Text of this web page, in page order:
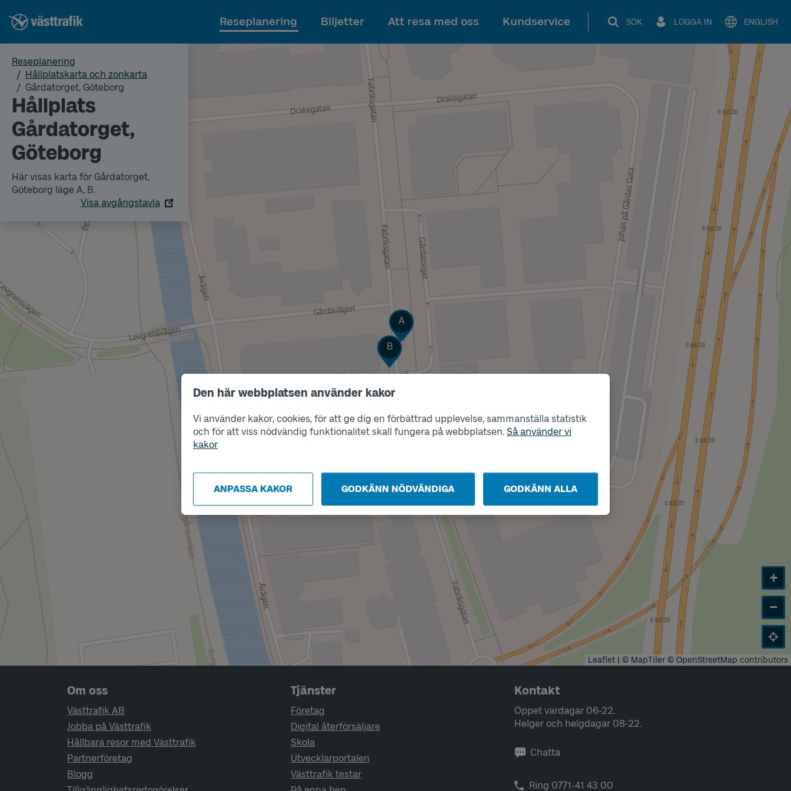
Den här webbplatsen använder kakor
Vi använder kakor, cookies, för att ge dig en förbättrad upplevelse, sammanställa statistik
och för att viss nödvändig funktionalitet skall fungera på webbplatsen. Så använder vi
kakor
ANPASSA KAKOR GODKÄNN NÖDVÄNDIGA GODKÄNN ALLA
Till innehållet
Reseplanering Biljetter Att resa med oss Kundservice SÖK LOGGA IN ENGLISH
Reseplanering
Hållplatskarta och zonkarta
Gårdatorget, Göteborg
Hållplats
Gårdatorget,
Göteborg
Här visas karta för Gårdatorget,
Göteborg läge A, B.
Visa avgångstavla
Läge
A
Läge
B
+
−
Leaflet | © MapTiler© OpenStreetMap contributors
Sidfotsnavigering
Om oss
Västtrafik AB
Jobba på Västtrafik
Hållbara resor med Västtrafik
Partnerföretag
Blogg
Tjänster
Företag
Digital återförsäljare
Skola
Utvecklarportalen
Västtrafik testar
Kontakt
Öppet vardagar 06-22.
Helger och helgdagar 08-22.
Chatta
Ring 0771-41 43 00